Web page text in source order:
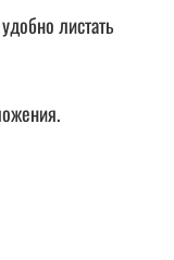
листать